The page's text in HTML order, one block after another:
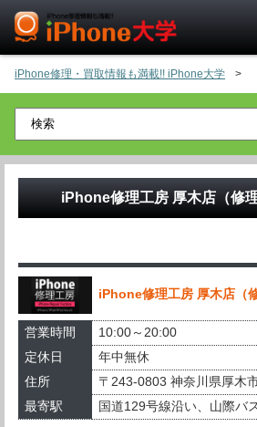
iPhone修理・買取情報も満載!! iPhone大学 >
iPhone修理工房 厚木店（修理
iPhone修理工房 厚木店（修
営業時間
10:00～20:00
定休日
年中無休
住所
〒243-0803 神奈川県厚木
最寄駅
国道129号線沿い、山際バ